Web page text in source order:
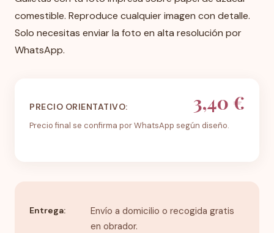
comestible. Reproduce cualquier imagen con detalle.
Solo necesitas enviar la foto en alta resolución por
WhatsApp.
PRECIO ORIENTATIVO: 3,40 €
Precio final se confirma por WhatsApp según diseño.
Entrega:
Envío a domicilio o recogida gratis
en obrador.